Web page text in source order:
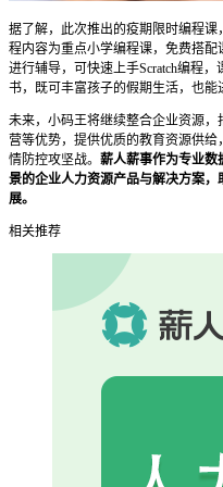
据了解，此次推出的疫期限时编程
程内容为重点小学编程课，免费搭
进行辅导，可快速上手Scratch编程
书，既可丰富孩子的假期生活，也能
未来，小码王将继续整合企业资源
营等优势，提供优质的教育资源供
情防控攻坚战。 薪人薪事作为专业数
景的企业人力资源产品与解决方案
展。
相关推荐